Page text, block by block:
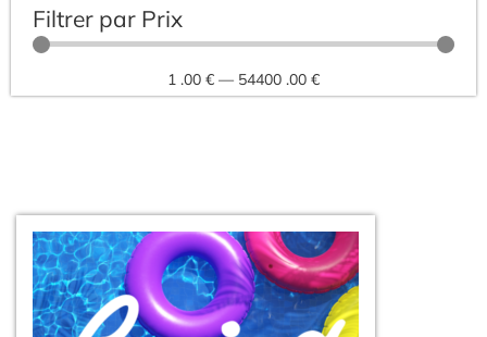
Filtrer par Prix
1 .00 € — 54400 .00 €